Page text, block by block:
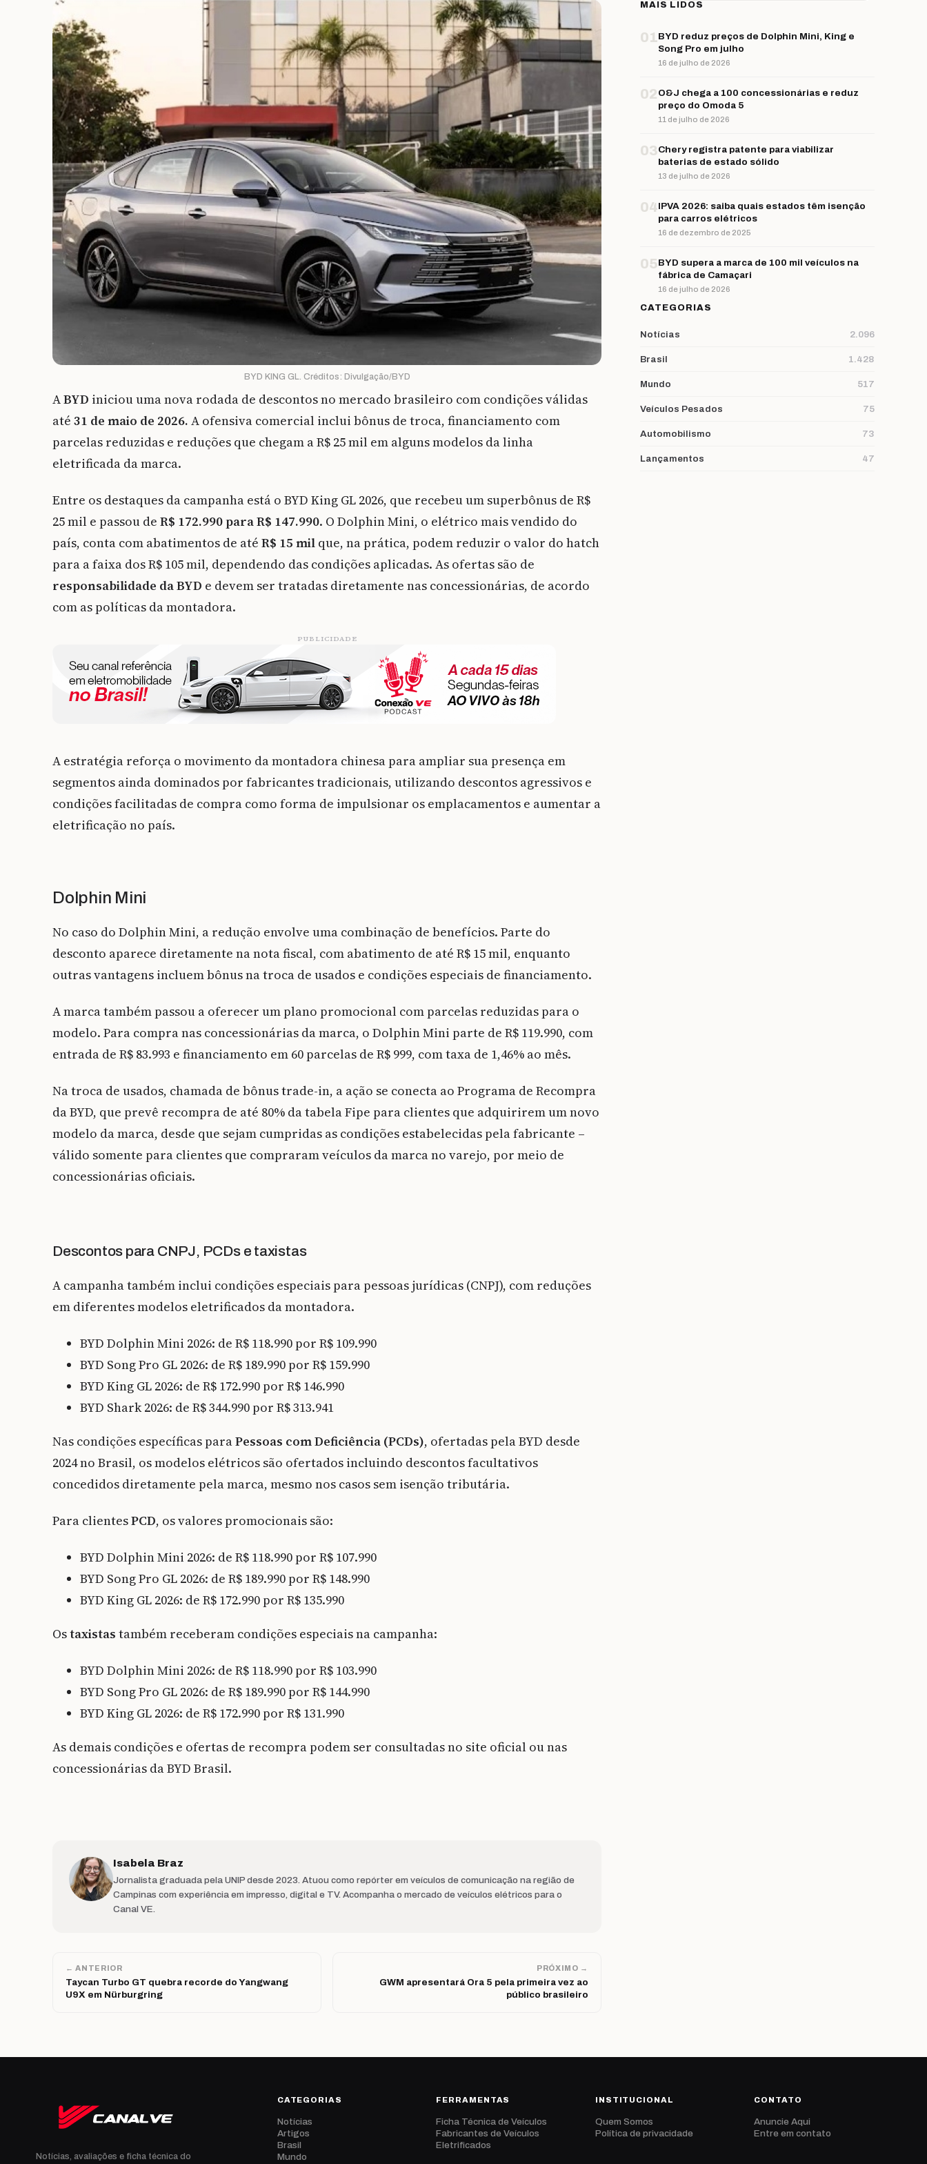
BYD KING GL. Créditos: Divulgação/BYD
ABYD iniciou uma nova rodada de descontos no mercado brasileiro com condições válidas
até 31 de maio de 2026. A ofensiva comercial inclui bônus de troca, financiamento com
parcelas reduzidas e reduções que chegam a R$ 25 mil em alguns modelos da linha
eletrificada da marca.
Entre os destaques da campanha está o BYD King GL 2026, que recebeu um superbônus de R$
25 mil e passou de R$ 172.990 para R$ 147.990. O Dolphin Mini, o elétrico mais vendido do
país, conta com abatimentos de até R$ 15 mil que, na prática, podem reduzir o valor do hatch
para a faixa dos R$ 105 mil, dependendo das condições aplicadas. As ofertas são de
responsabilidade da BYD e devem ser tratadas diretamente nas concessionárias, de acordo
com as políticas da montadora.
PUBLICIDADE
A estratégia reforça o movimento da montadora chinesa para ampliar sua presença em
segmentos ainda dominados por fabricantes tradicionais, utilizando descontos agressivos e
condições facilitadas de compra como forma de impulsionar os emplacamentos e aumentar a
eletrificação no país.
Dolphin Mini
No caso do Dolphin Mini, a redução envolve uma combinação de benefícios. Parte do
desconto aparece diretamente na nota fiscal, com abatimento de até R$ 15 mil, enquanto
outras vantagens incluem bônus na troca de usados e condições especiais de financiamento.
A marca também passou a oferecer um plano promocional com parcelas reduzidas para o
modelo. Para compra nas concessionárias da marca, o Dolphin Mini parte de R$ 119.990, com
entrada de R$ 83.993 e financiamento em 60 parcelas de R$ 999, com taxa de 1,46% ao mês.
Na troca de usados, chamada de bônus trade-in, a ação se conecta ao Programa de Recompra
da BYD, que prevê recompra de até 80% da tabela Fipe para clientes que adquirirem um novo
modelo da marca, desde que sejam cumpridas as condições estabelecidas pela fabricante –
válido somente para clientes que compraram veículos da marca no varejo, por meio de
concessionárias oficiais.
Descontos para CNPJ, PCDs e taxistas
A campanha também inclui condições especiais para pessoas jurídicas (CNPJ), com reduções
em diferentes modelos eletrificados da montadora.
BYD Dolphin Mini 2026: de R$ 118.990 por R$ 109.990
BYD Song Pro GL 2026: de R$ 189.990 por R$ 159.990
BYD King GL 2026: de R$ 172.990 por R$ 146.990
BYD Shark 2026: de R$ 344.990 por R$ 313.941
Nas condições específicas paraPessoas com Deficiência (PCDs), ofertadas pela BYD desde
2024 no Brasil, os modelos elétricos são ofertados incluindo descontos facultativos
concedidos diretamente pela marca, mesmo nos casos sem isenção tributária.
Para clientesPCD, os valores promocionais são:
BYD Dolphin Mini 2026: de R$ 118.990 por R$ 107.990
BYD Song Pro GL 2026: de R$ 189.990 por R$ 148.990
BYD King GL 2026: de R$ 172.990 por R$ 135.990
Ostaxistas também receberam condições especiais na campanha:
BYD Dolphin Mini 2026: de R$ 118.990 por R$ 103.990
BYD Song Pro GL 2026: de R$ 189.990 por R$ 144.990
BYD King GL 2026: de R$ 172.990 por R$ 131.990
As demais condições e ofertas de recompra podem ser consultadas no site oficial ou nas
concessionárias da BYD Brasil.
Isabela Braz
Jornalista graduada pela UNIP desde 2023. Atuou como repórter em veículos de comunicação na região de
Campinas com experiência em impresso, digital e TV. Acompanha o mercado de veículos elétricos para o
Canal VE.
← ANTERIOR
Taycan Turbo GT quebra recorde do Yangwang
U9X em Nürburgring
PRÓXIMO →
GWM apresentará Ora 5 pela primeira vez ao
público brasileiro
MAIS LIDOS
01BYD reduz preços de Dolphin Mini, King e
Song Pro em julho
16 de julho de 2026
02 O&J chega a 100 concessionárias e reduz
preço do Omoda 5
11 de julho de 2026
03Chery registra patente para viabilizar
baterias de estado sólido
13 de julho de 2026
04IPVA 2026: saiba quais estados têm isenção
para carros elétricos
16 de dezembro de 2025
05BYD supera a marca de 100 mil veículos na
fábrica de Camaçari
16 de julho de 2026
CATEGORIAS
Notícias 2.096
Brasil 1.428
Mundo 517
Veículos Pesados 75
Automobilismo 73
Lançamentos 47
Notícias, avaliações e ficha técnica do
CATEGORIAS
Notícias
Artigos
Brasil
Mundo
FERRAMENTAS
Ficha Técnica de Veículos
Fabricantes de Veículos
Eletrificados
INSTITUCIONAL
Quem Somos
Política de privacidade
CONTATO
Anuncie Aqui
Entre em contato